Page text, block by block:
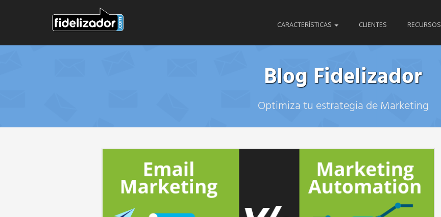
CARACTERÍSTICAS CLIENTES RECURSOS
Blog Fidelizador
Optimiza tu estrategia de Marketing